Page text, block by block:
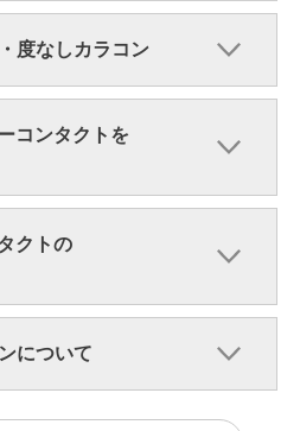
度なしカラコン
コンタクトを
クトの
について